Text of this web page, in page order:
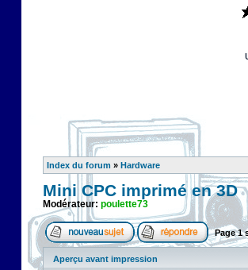
Index du forum » Hardware
Mini CPC imprimé en 3D
Modérateur: poulette73
Page1
Aperçu avant impression